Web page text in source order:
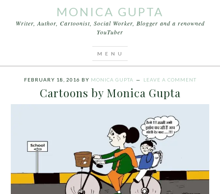
MONICA GUPTA
Writer, Author, Cartoonist, Social Worker, Blogger and a renowned
YouTuber
FEBRUARY 18, 2016 BY MONICA GUPTA LEAVE A COMMENT
Cartoons by Monica Gupta